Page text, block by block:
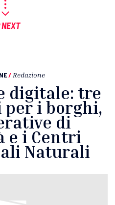
NEXT
/ Redazione
digitale: tre
per i borghi,
di
e i Centri
Naturali